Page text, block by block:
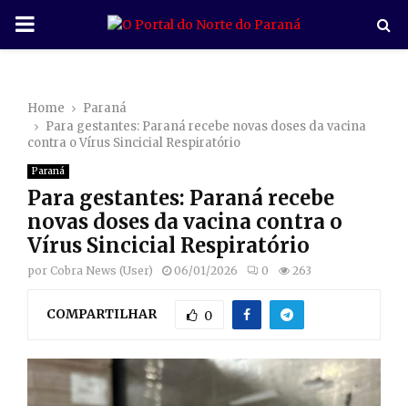
P
M
A
R
M
Home
Paraná
Para gestantes: Paraná recebe novas doses da vacina
contra o Vírus Sincicial Respiratório
Paraná
Para gestantes: Paraná recebe
novas doses da vacina contra o
Vírus Sincicial Respiratório
por Cobra News (User) 06/01/2026 0 263
COMPARTILHAR 0